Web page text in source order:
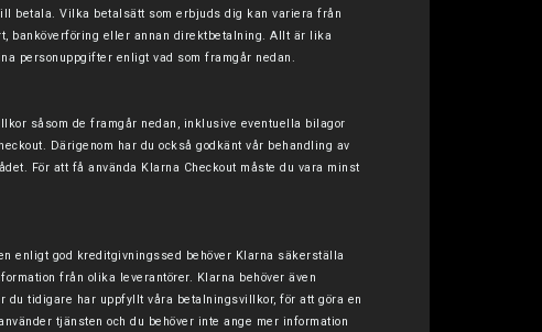
betala. Vilka betalsätt som erbjuds dig kan variera från
banköverföring eller annan direktbetalning. Allt är lika
personuppgifter enligt vad som framgår nedan.
såsom de framgår nedan, inklusive eventuella bilagor
Därigenom har du också godkänt vår behandling av
För att få använda Klarna Checkout måste du vara minst
enligt god kreditgivningssed behöver Klarna säkerställa
från olika leverantörer. Klarna behöver även
du tidigare har uppfyllt våra betalningsvillkor, för att göra en
tjänsten och du behöver inte ange mer information